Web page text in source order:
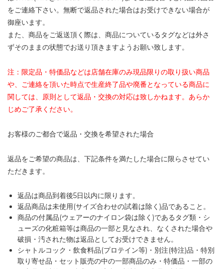
をご連絡下さい。無断で返品された場合はお受けできない場合が
御座います。
また、商品をご返送頂く際は、商品についているタグなどは外さ
ずそのままの状態でお送り頂きますようお願い致します。
注：限定品・特価品などは店舗在庫のみ現品限りの取り扱い商品
や、ご連絡を頂いた時点で生産終了品や廃番となっている商品に
関しては、原則として返品・交換の対応は致しかねます。あらか
じめご了承ください。
お客様のご都合で返品・交換を希望された場合
返品をご希望の商品は、下記条件を満たした場合に限らさせてい
ただきます。
返品は商品到着後5日以内に限ります。
返品商品は未使用(サイズ合わせの試着は除く)品であること。
商品の付属品(ウェアーのナイロン袋は除く)であるタグ類・シ
ューズの化粧箱等は商品の一部と見なされ、なくされた場合や
破損・汚された物は返品としてお受けできません。
シャトルコック・飲食料品(プロテイン等)・別注(特注)品・特別
取り寄せ品・セット販売の中の一部商品のみ・特価品・一部の